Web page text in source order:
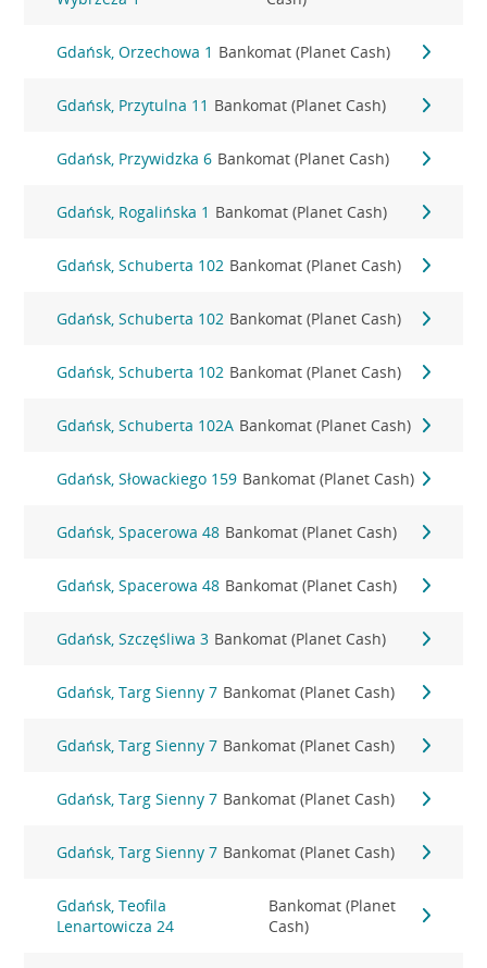
Gdańsk, Orzechowa 1 Bankomat (Planet Cash)
Gdańsk, Przytulna 11 Bankomat (Planet Cash)
Gdańsk, Przywidzka 6 Bankomat (Planet Cash)
Gdańsk, Rogalińska 1 Bankomat (Planet Cash)
Gdańsk, Schuberta 102 Bankomat (Planet Cash)
Gdańsk, Schuberta 102 Bankomat (Planet Cash)
Gdańsk, Schuberta 102 Bankomat (Planet Cash)
Gdańsk, Schuberta 102A Bankomat (Planet Cash)
Gdańsk, Słowackiego 159 Bankomat (Planet Cash)
Gdańsk, Spacerowa 48 Bankomat (Planet Cash)
Gdańsk, Spacerowa 48 Bankomat (Planet Cash)
Gdańsk, Szczęśliwa 3 Bankomat (Planet Cash)
Gdańsk, Targ Sienny 7 Bankomat (Planet Cash)
Gdańsk, Targ Sienny 7 Bankomat (Planet Cash)
Gdańsk, Targ Sienny 7 Bankomat (Planet Cash)
Gdańsk, Targ Sienny 7 Bankomat (Planet Cash)
Gdańsk, Teofila
Lenartowicza 24
Bankomat (Planet
Cash)